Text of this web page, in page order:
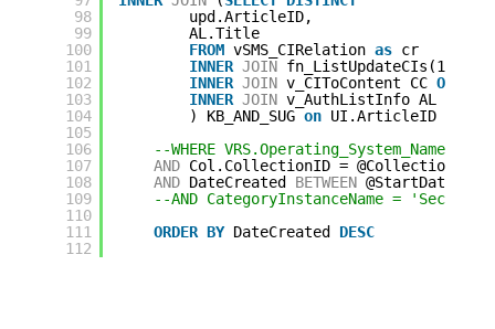
98
99
100
101
102
103
104
105
106
107
108
109
110
111
112
upd.ArticleID,
AL.Title
FROM vSMS_CIRelation as cr
INNER JOIN fn_ListUpdateCIs(1033)
INNER JOIN v_CIToContent CC ON
INNER JOIN v_AuthListInfo AL
) KB_AND_SUG on UI.ArticleID =
--WHERE
AND Col.CollectionID = @Collection
AND DateCreated BETWEEN @StartDate
--AND CategoryInstanceName =
ORDER BY DateCreated DESC